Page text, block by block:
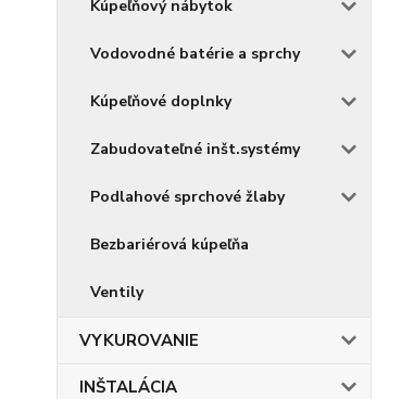
Kúpeľňový nábytok
Vodovodné batérie a sprchy
Kúpeľňové doplnky
Zabudovateľné inšt.systémy
Podlahové sprchové žlaby
Bezbariérová kúpeľňa
Ventily
VYKUROVANIE
INŠTALÁCIA